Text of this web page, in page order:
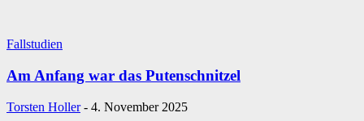
Fallstudien
Am Anfang war das Putenschnitzel
Torsten Holler - 4. November 2025